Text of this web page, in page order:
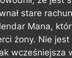
stare
Mana,
żony. Nie
wcześniejsza